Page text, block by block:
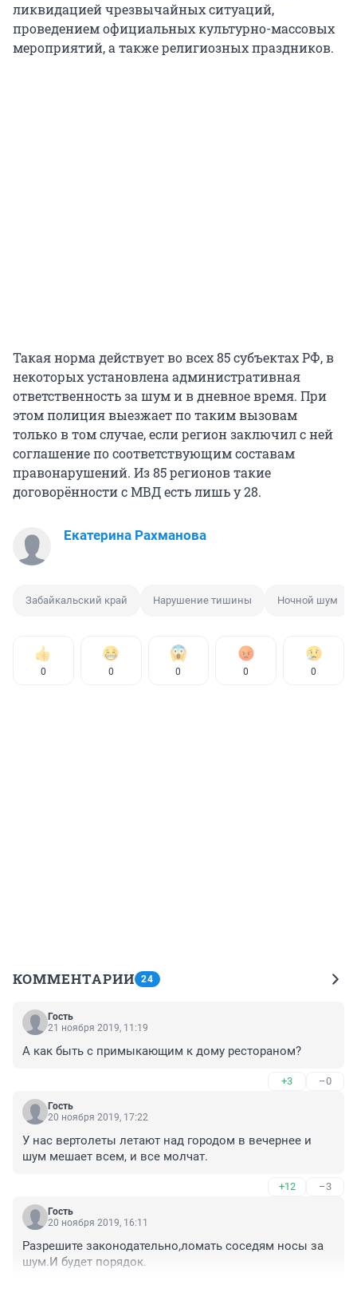
ликвидацией чрезвычайных ситуаций,
проведением официальных культурно-массовых
мероприятий, а также религиозных праздников.
Такая норма действует во всех 85 субъектах РФ, в
некоторых установлена административная
ответственность за шум и в дневное время. При
этом полиция выезжает по таким вызовам
только в том случае, если регион заключил с ней
соглашение по соответствующим составам
правонарушений. Из 85 регионов такие
договорённости с МВД есть лишь у 28.
Екатерина Рахманова
Забайкальский край Нарушение тишины Ночной шум
0 0 0 0 0
КОММЕНТАРИИ 24
Гость
21 ноября 2019, 11:19
А как быть с примыкающим к дому рестораном?
+3 –0
Гость
20 ноября 2019, 17:22
У нас вертолеты летают над городом в вечернее и
шум мешает всем, и все молчат.
+12 –3
Гость
20 ноября 2019, 16:11
Разрешите законодательно,ломать соседям носы за
шум.И будет порядок.